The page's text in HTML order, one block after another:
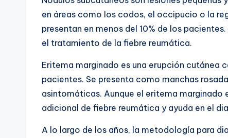
en áreas como los codos, el occipucio o la
presentan en menos del 10% de los
el tratamiento de la fiebre reumática.
Eritema marginado es una erupción cutánea
pacientes. Se presenta como manchas
asintomáticas. Aunque el eritema marginado
adicional de fiebre reumática y ayuda en el
A lo largo de los años, la metodología para